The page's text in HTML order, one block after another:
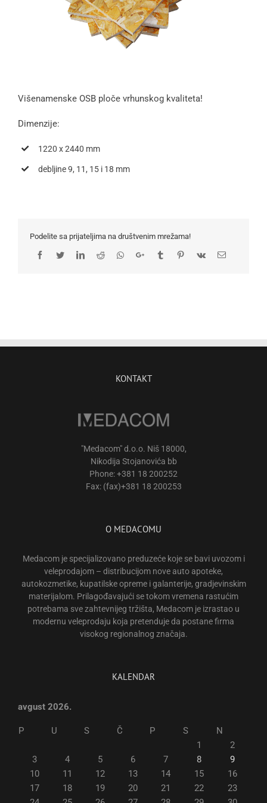
Višenamenske OSB ploče vrhunskog kvaliteta!
Dimenzije:
1220 x 2440 mm
debljine 9, 11, 15 i 18 mm
Podelite sa prijateljima na društvenim mrežama!
KONTAKT
"Medacom" d.o.o. Niš 18000,
Nikodija Stojanovića bb
Phone: +381 18 200252
Fax: (fax)+381 18 200253
O MEDACOMU
Medacom je specijalizovano preduzeće koje se bavi uvozom i
veleprodajom – distribucijom nove auto apoteke,
autokozmetike, kupatilske opreme i galanterije, gradjevinskim
materijalom. Prilagođavajući se tokom vremena rastućim
potrebama sve zahtevnijeg tržišta, Medacom je izrastao u
modernu veleprodaju koja pretenduje da postane firma
visokog regionalnog značaja.
KALENDAR
avgust 2026.
P U S Č P S
N
1
2
3
4 5 6 7 8
9
10
11 12 13 14 15
16
17
18 19 20 21 22
23